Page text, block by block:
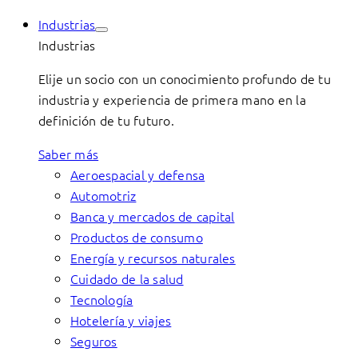
Industrias
Industrias
Elije un socio con un conocimiento profundo de tu
industria y experiencia de primera mano en la
definición de tu futuro.
Saber más
Aeroespacial y defensa
Automotriz
Banca y mercados de capital
Productos de consumo
Energía y recursos naturales
Cuidado de la salud
Tecnología
Hotelería y viajes
Seguros